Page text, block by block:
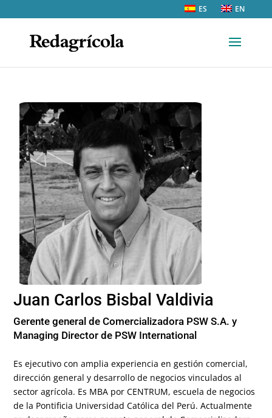
ES EN
Juan Carlos Bisbal Valdivia
Gerente general de Comercializadora PSW S.A. y
Managing Director de PSW International
Es ejecutivo con amplia experiencia en gestión comercial,
dirección general y desarrollo de negocios vinculados al
sector agrícola. Es MBA por CENTRUM, escuela de negocios
de la Pontificia Universidad Católica del Perú. Actualmente